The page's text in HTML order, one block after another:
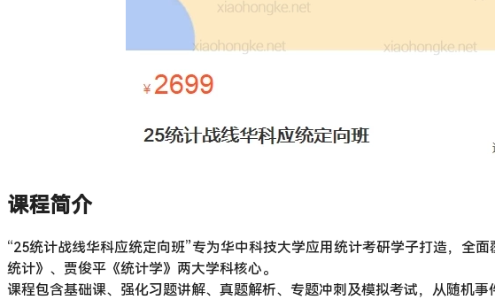
课程简介
“25统计战线华科应统定向班”专为华中科技大学应用统计考研学子打造，全
统计》、贾俊平《统计学》两大学科核心。
课程包含基础课、强化习题讲解、真题解析、专题冲刺及模拟考试，从随机事